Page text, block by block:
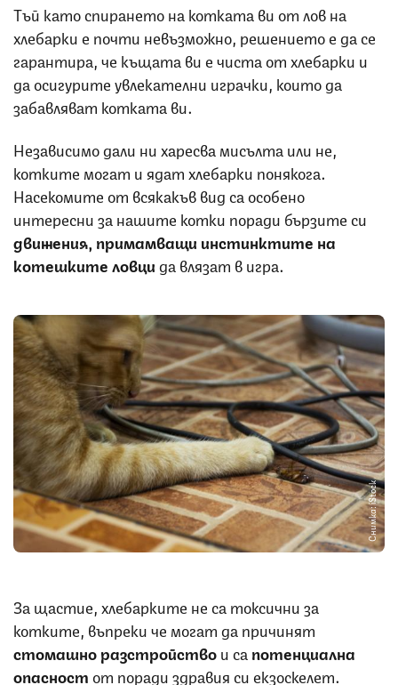
Тъй като спирането на котката ви от лов на
хлебарки е почти невъзможно, решението е да се
гарантира, че къщата ви е чиста от хлебарки и
да осигурите увлекателни играчки, които да
забавляват котката ви.
Независимо дали ни харесва мисълта или не,
котките могат и ядат хлебарки понякога.
Насекомите от всякакъв вид са особено
интересни за нашите котки поради бързите си
движения, примамващи инстинктите на
котешките ловцида влязат в игра.
Снимка: iStock
За щастие, хлебарките не са токсични за
котките, въпреки че могат да причинят
стомашно разстройствои сапотенциална
опасностот поради здравия си екзоскелет.